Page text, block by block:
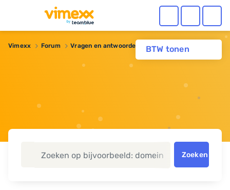
BTW tonen
Vimexx Forum Vragen en antwoorden Ondersteuning
Zoeken